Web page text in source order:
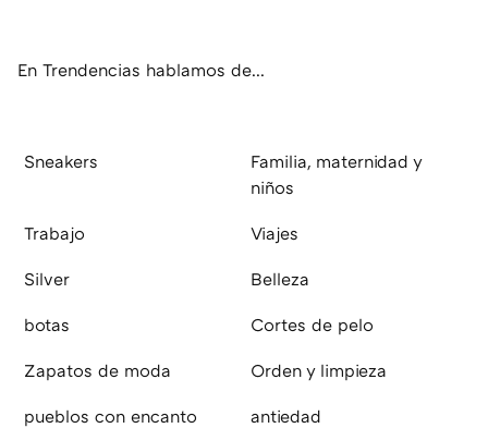
En Trendencias hablamos de...
Sneakers
Familia, maternidad y
niños
Trabajo Viajes
Silver Belleza
botas Cortes de pelo
Zapatos de moda Orden y limpieza
pueblos con encanto antiedad